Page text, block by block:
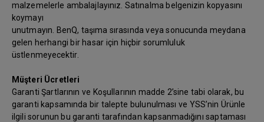
malzemelerle ambalajlayınız. Satınalma belgenizin kopyasını
koymayı
unutmayın. BenQ, taşıma sırasında veya sonucunda meydana
gelen herhangi bir hasar için hiçbir sorumluluk
üstlenmeyecektir.
Müşteri Ücretleri
Garanti Şartlarının ve Koşullarının madde 2’sine tabi olarak, bu
garanti kapsamında bir talepte bulunulması ve YSS’nin Ürünle
ilgili sorunun bu garanti tarafından kapsanmadığını saptaması